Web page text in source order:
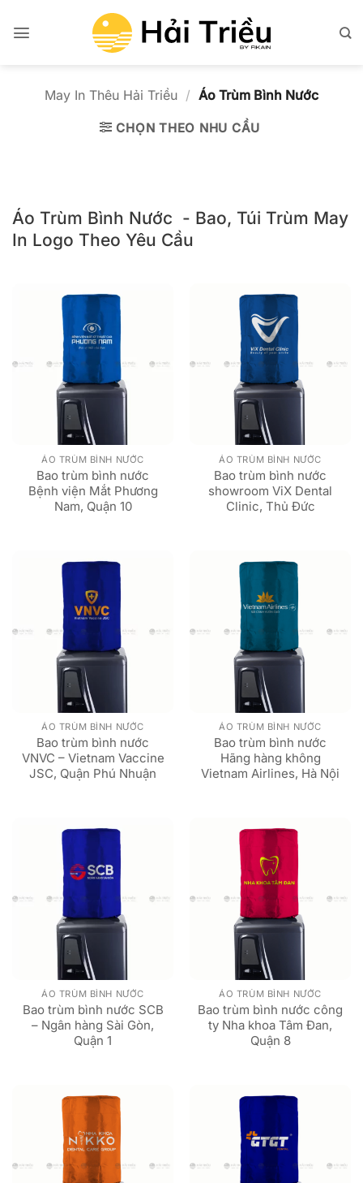
qua
May In Thêu Hải Triều / Áo Trùm Bình Nước
CHỌN THEO NHU CẦU
Áo Trùm Bình Nước - Bao, Túi Trùm May
In Logo Theo Yêu Cầu
ÁO TRÙM BÌNH NƯỚC
Bao trùm bình nước
Bệnh viện Mắt Phương
Nam, Quận 10
ÁO TRÙM BÌNH NƯỚC
Bao trùm bình nước
showroom ViX Dental
Clinic, Thủ Đức
ÁO TRÙM BÌNH NƯỚC
Bao trùm bình nước
VNVC – Vietnam Vaccine
JSC, Quận Phú Nhuận
ÁO TRÙM BÌNH NƯỚC
Bao trùm bình nước
Hãng hàng không
Vietnam Airlines, Hà Nội
ÁO TRÙM BÌNH NƯỚC
Bao trùm bình nước SCB
– Ngân hàng Sài Gòn,
Quận 1
ÁO TRÙM BÌNH NƯỚC
Bao trùm bình nước công
ty Nha khoa Tâm Đan,
Quận 8